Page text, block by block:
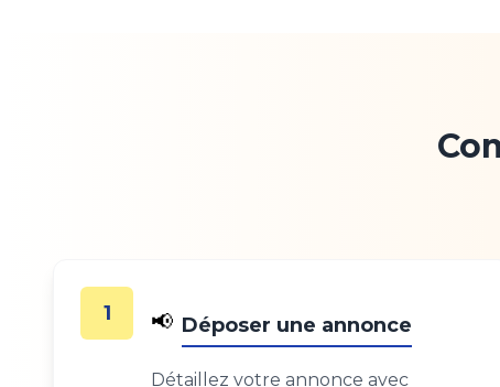
1 📢 Déposer une annonce
Détaillez votre annonce avec